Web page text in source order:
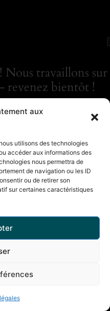
aux
utilisons des technologies
accéder aux informations des
nous permettra de
de navigation ou les ID
ou de retirer son
sur certaines caractéristiques
Nous travaillons sur
revenez bientôt !